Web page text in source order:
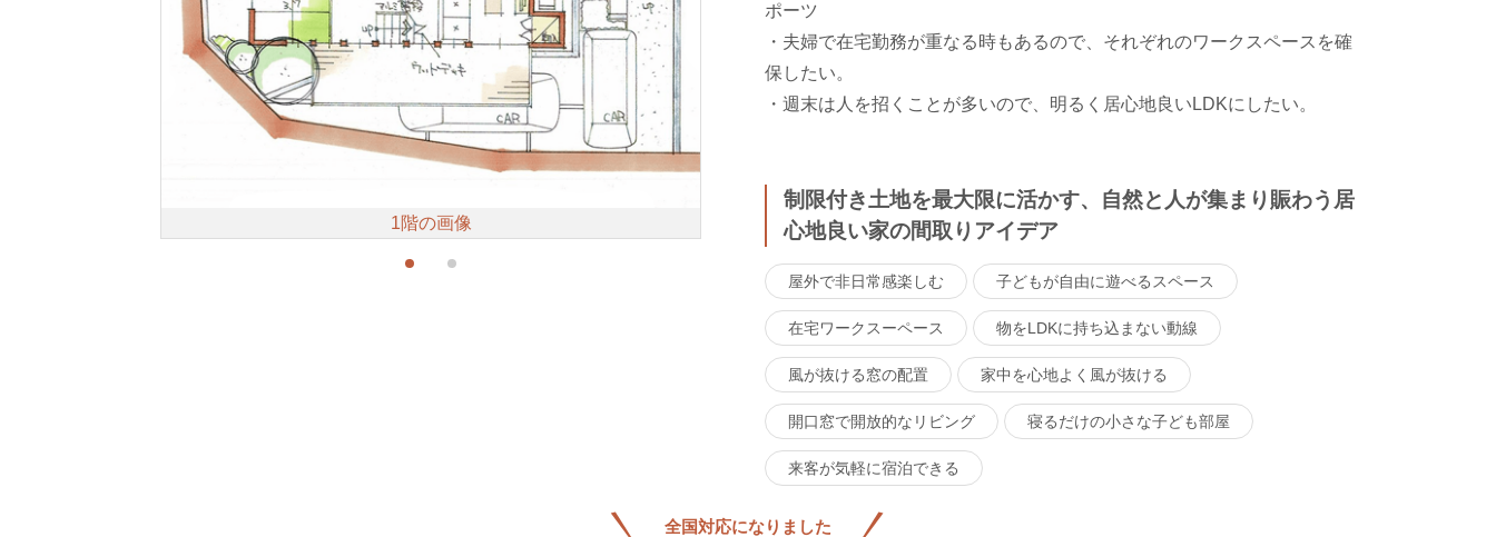
ポーツ
・夫婦で在宅勤務が重なる時もあるので、それぞれのワークスペースを確
保したい。
・週末は人を招くことが多いので、明るく居心地良いLDKにしたい。
制限付き土地を最大限に活かす、自然と人が集まり賑わう居
心地良い家の間取りアイデア
屋外で非日常感楽しむ 子どもが自由に遊べるスペース
在宅ワークスーペース 物をLDKに持ち込まない動線
風が抜ける窓の配置 家中を心地よく風が抜ける
開口窓で開放的なリビング 寝るだけの小さな子ども部屋
来客が気軽に宿泊できる
1階の画像
全国対応になりました